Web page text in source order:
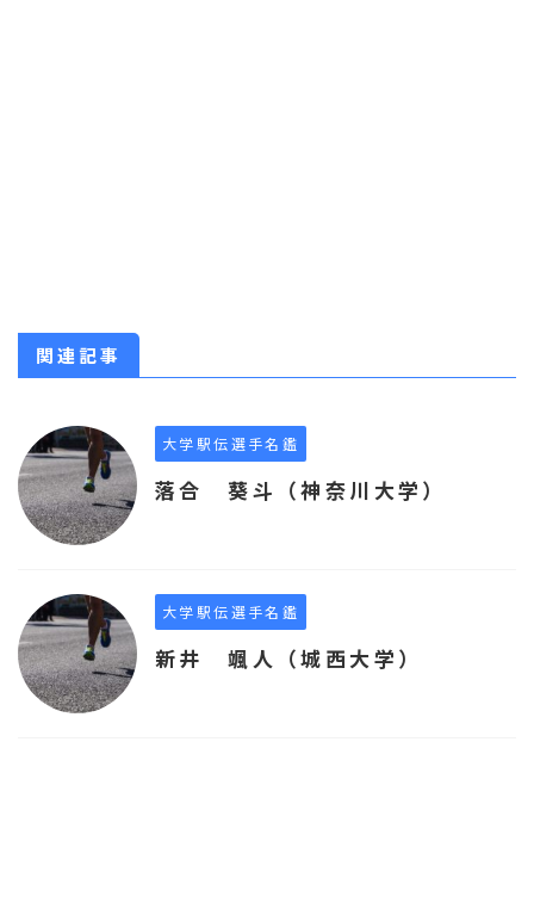
関連記事
大学駅伝選手名鑑
落合 葵斗（神奈川大学）
大学駅伝選手名鑑
新井 颯人（城西大学）